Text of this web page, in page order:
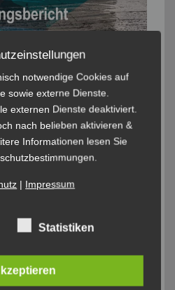
notwendige Cookies auf
sowie externe Dienste.
externen Dienste deaktiviert.
nach belieben aktivieren &
Informationen lesen Sie
| Impressum
Statistiken